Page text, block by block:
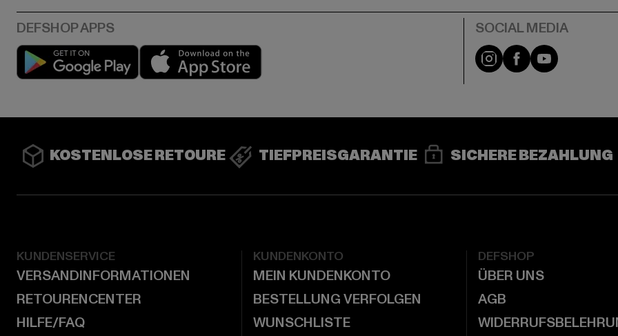
Play market App store Instagram
FacebookYouTube
KOSTENLOSE RETOURE TIEFPREISGARANTIE SICHERE BEZAHLUNG
KUNDENSERVICE
VERSANDINFORMATIONEN
RETOURENCENTER
HILFE/FAQ
KUNDENKONTO
MEIN KUNDENKONTO
BESTELLUNG VERFOLGEN
WUNSCHLISTE
DEFSHOP
ÜBER UNS
AGB